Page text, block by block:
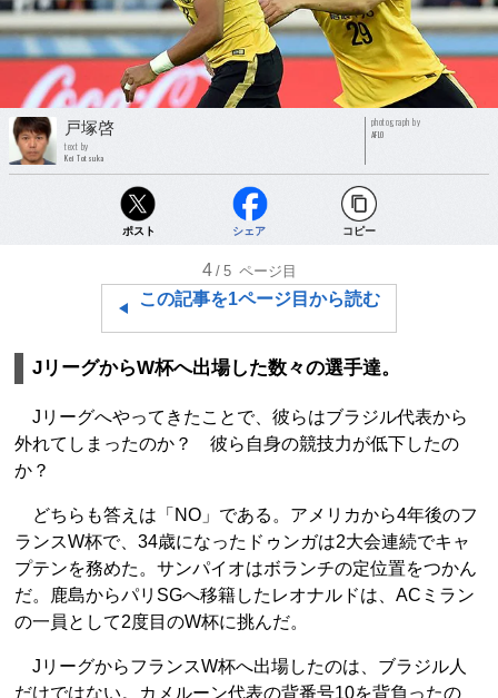
戸塚啓
text by
Kei Totsuka
photograph by
AFLO
ポスト シェア コピー
4 /5 ページ目
この記事を1ページ目から読む
JリーグからW杯へ出場した数々の選手達。
Jリーグへやってきたことで、彼らはブラジル代表から
外れてしまったのか？ 彼ら自身の競技力が低下したの
か？
どちらも答えは「NO」である。アメリカから4年後のフ
ランスW杯で、34歳になったドゥンガは2大会連続でキャ
プテンを務めた。サンパイオはボランチの定位置をつかん
だ。鹿島からパリSGへ移籍したレオナルドは、ACミラン
の一員として2度目のW杯に挑んだ。
JリーグからフランスW杯へ出場したのは、ブラジル人
だけではない。カメルーン代表の背番号10を背負ったの